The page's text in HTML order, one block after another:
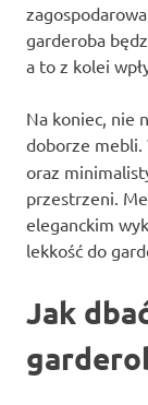
garderoba
a to z kolei
Na koniec, nie
doborze mebli.
oraz
przestrzeni.
eleganckim
lekkość do
Jak